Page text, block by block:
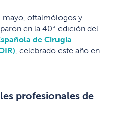
mayo, oftalmólogos y
en la 40ª edición del
de Cirugía
, celebrado este año en
profesionales de